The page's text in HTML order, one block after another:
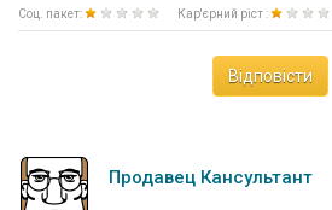
Соц. пакет:
Кар'єрний ріст :
Відповісти
Продавец Кансультант